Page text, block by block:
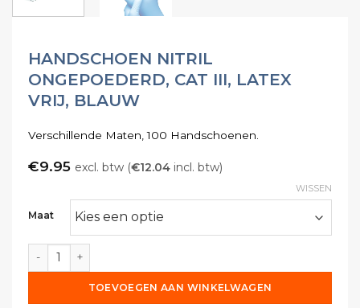
HANDSCHOEN NITRIL
ONGEPOEDERD, CAT III, LATEX
VRIJ, BLAUW
Verschillende Maten, 100 Handschoenen.
€9.95 excl. btw (€12.04 incl. btw)
Maat
WISSEN
Handschoen Nitril Ongepoederd, Cat III, Latex Vrij, Blauw
TOEVOEGEN AAN WINKELWAGEN